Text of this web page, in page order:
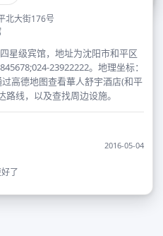
北大街176号
星级宾馆，地址为沈阳市和平区
23922222。地理坐标：
高德地图查看華人舒宇酒店(和平
线，以及查找周边设施。
2016-05-04
了